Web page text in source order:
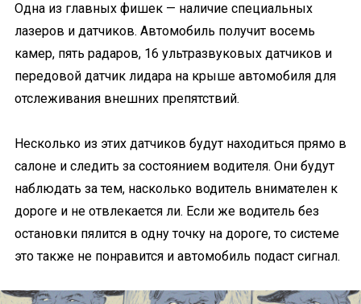
Одна из главных фишек — наличие специальных
лазеров и датчиков. Автомобиль получит восемь
камер, пять радаров, 16 ультразвуковых датчиков и
передовой датчик лидара на крыше автомобиля для
отслеживания внешних препятствий.
Несколько из этих датчиков будут находиться прямо в
салоне и следить за состоянием водителя. Они будут
наблюдать за тем, насколько водитель внимателен к
дороге и не отвлекается ли. Если же водитель без
остановки пялится в одну точку на дороге, то системе
это также не понравится и автомобиль подаст сигнал.